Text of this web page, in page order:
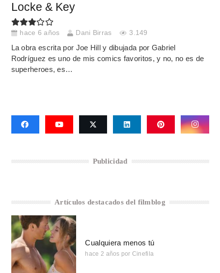
Locke & Key
hace 6 años Dani Birras 3.149
La obra escrita por Joe Hill y dibujada por Gabriel
Rodríguez es uno de mis comics favoritos, y no, no es de
superheroes, es…
Publicidad
Artículos destacados del filmblog
Cualquiera menos tú
hace 2 años por Cinefila